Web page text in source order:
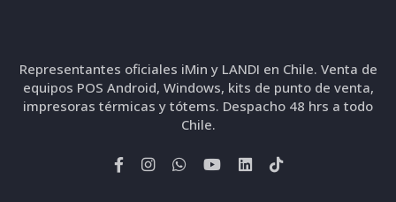
Representantes oficiales iMin y LANDI en Chile. Venta de
equipos POS Android, Windows, kits de punto de venta,
impresoras térmicas y tótems. Despacho 48 hrs a todo
Chile.